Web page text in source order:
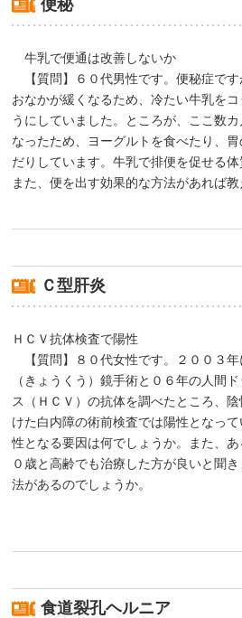
便秘
牛乳で便通は改善しないか
【質問】６０代男性です。便秘症です
おなかが緩くなるため、冷たい牛乳を
うにしていました。ところが、ここ数
なったため、ヨーグルトを食べたり、
だりしています。牛乳で排便を促せる体
また、便を出す効果的な方法があれば教
Ｃ型肝炎
ＨＣＶ抗体検査で陽性
【質問】８０代女性です。２００３
（きょうくう）鏡手術と０６年の人間
ス（ＨＣＶ）の抗体を調べたところ、
けた白内障の術前検査では陽性となっ
性となる要因は何でしょうか。また、
０歳と高齢でも治療した方が良いと聞
法があるのでしょうか。
食道裂孔ヘルニア